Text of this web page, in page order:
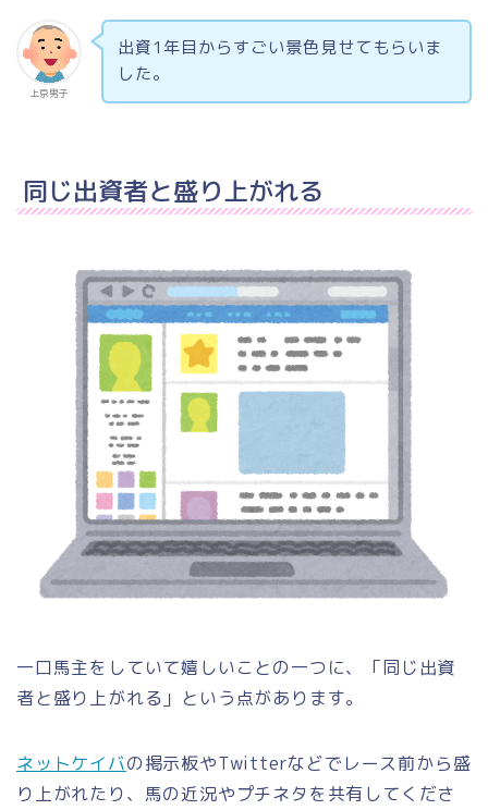
上京男子
出資1年目からすごい景色見せてもらいま
した。
同じ出資者と盛り上がれる
一口馬主をしていて嬉しいことの一つに、「同じ出資
者と盛り上がれる」という点があります。
ネットケイバの掲示板やTwitterなどでレース前から盛
り上がれたり、馬の近況やプチネタを共有してくださ